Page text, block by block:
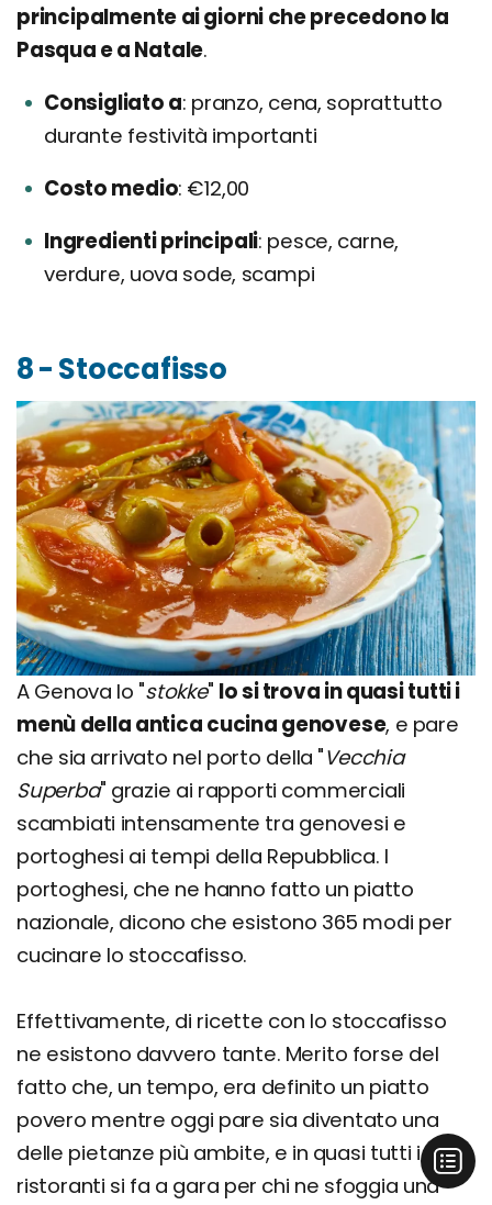
principalmente ai giorni che precedono la
Pasqua e a Natale.
Consigliato a pranzo, cena, soprattutto
durante festività importanti
Costo medio €12,00
Ingredienti principali pesce, carne,
verdure, uova sode, scampi
8 - Stoccafisso
A Genova lo "stokke" lo si trova in quasi tutti i
menù della antica cucina genovese, e pare
che sia arrivato nel porto della "Vecchia
Superba" grazie ai rapporti commerciali
scambiati intensamente tra genovesi e
portoghesi ai tempi della Repubblica. I
portoghesi, che ne hanno fatto un piatto
nazionale, dicono che esistono 365 modi per
cucinare lo stoccafisso.
Effettivamente, di ricette con lo stoccafisso
ne esistono davvero tante. Merito forse del
fatto che, un tempo, era definito un piatto
povero mentre oggi pare sia diventato una
delle pietanze più ambite, e in quasi tutti i
ristoranti si fa a gara per chi ne sfoggia una